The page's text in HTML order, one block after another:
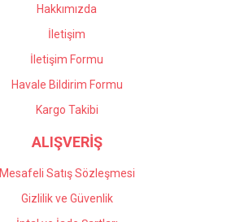
Hakkımızda
İletişim
İletişim Formu
Havale Bildirim Formu
Kargo Takibi
ALIŞVERİŞ
Mesafeli Satış Sözleşmesi
Gizlilik ve Güvenlik